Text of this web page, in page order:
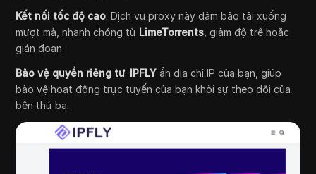
Kết nối tốc độ cao: Dịch vụ proxy này đảm bảo tải xuống
mượt mà, nhanh chóng từ LimeTorrents , giảm độ trễ hoặc
gián đoạn.
Bảo vệ quyền riêng tư: IPFLY ẩn địa chỉ IP của bạn, giúp
bảo vệ hoạt động trực tuyến của bạn khỏi sự theo dõi của
bên thứ ba.